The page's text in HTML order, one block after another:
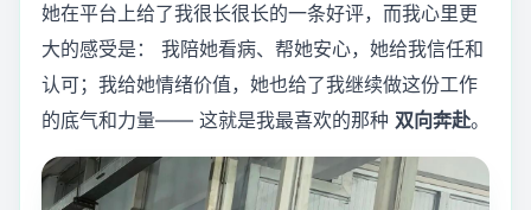
她在平台上给了我很长很长的一条好评，而我心里更
大的感受是： 我陪她看病、帮她安心，她给我信任和
认可；我给她情绪价值，她也给了我继续做这份工作
的底气和力量—— 这就是我最喜欢的那种 双向奔赴。